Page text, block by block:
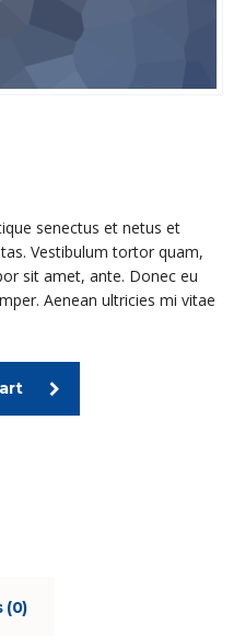
senectus et netus et
Vestibulum tortor quam,
sit amet, ante. Donec eu
Aenean ultricies mi vitae
(0)